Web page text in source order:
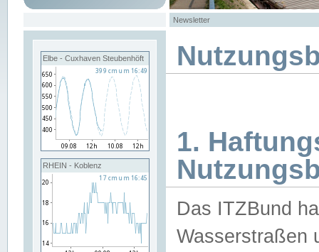
Newsletter
Elbe - Cuxhaven Steubenhöft
RHEIN - Koblenz
1.
Das ITZBund
Wasserstraßen